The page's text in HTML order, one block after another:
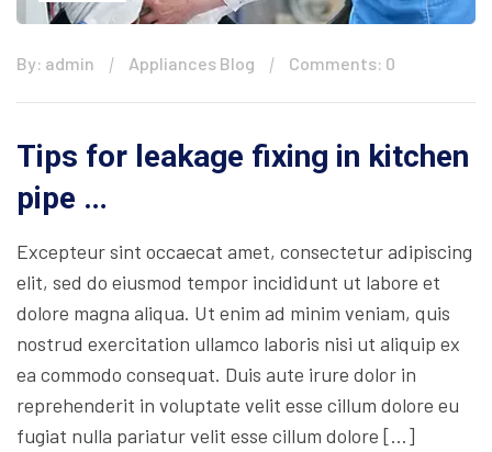
By: admin Appliances Blog Comments: 0
Tips for leakage fixing in kitchen
pipe …
Excepteur sint occaecat amet, consectetur adipiscing
elit, sed do eiusmod tempor incididunt ut labore et
dolore magna aliqua. Ut enim ad minim veniam, quis
nostrud exercitation ullamco laboris nisi ut aliquip ex
ea commodo consequat. Duis aute irure dolor in
reprehenderit in voluptate velit esse cillum dolore eu
fugiat nulla pariatur velit esse cillum dolore […]